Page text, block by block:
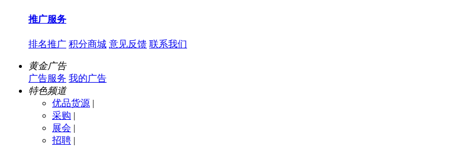
推广服务
排名推广 积分商城 意见反馈 联系我们
黄金广告
广告服务 我的广告
特色频道
优品货源 |
采购 |
展会 |
招聘 |